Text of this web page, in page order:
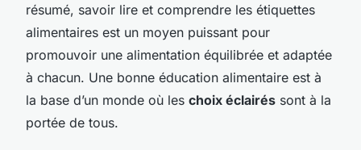
résumé, savoir lire et comprendre les étiquettes
alimentaires est un moyen puissant pour
promouvoir une alimentation équilibrée et adaptée
à chacun. Une bonne éducation alimentaire est à
la base d’un monde où les choix éclairés sont à la
portée de tous.